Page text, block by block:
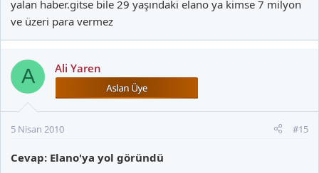
yalan haber.gitse bile 29 yaşındaki elano ya kimse 7 milyon
ve üzeri para vermez
A Ali Yaren
5 Nisan 2010 #15
Cevap: Elano'ya yol göründü